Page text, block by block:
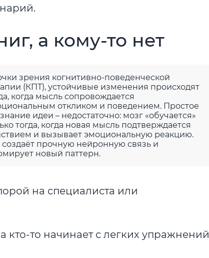
а кому-то нет
зрения когнитивно-поведенческой
(КПТ), устойчивые изменения происходят
когда мысль сопровождается
откликом и поведением. Простое
идеи – недостаточно: мозг «обучается»
тогда, когда новая мысль подтверждается
и вызывает эмоциональную реакцию.
создаёт прочную нейронную связь и
новый паттерн.
на специалиста или
кто-то начинает с легких упражнений